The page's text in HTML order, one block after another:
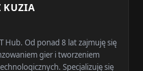
KUZIA
Hub. Od ponad 8 lat zajmuję się
gier i tworzeniem
Specjalizuję się